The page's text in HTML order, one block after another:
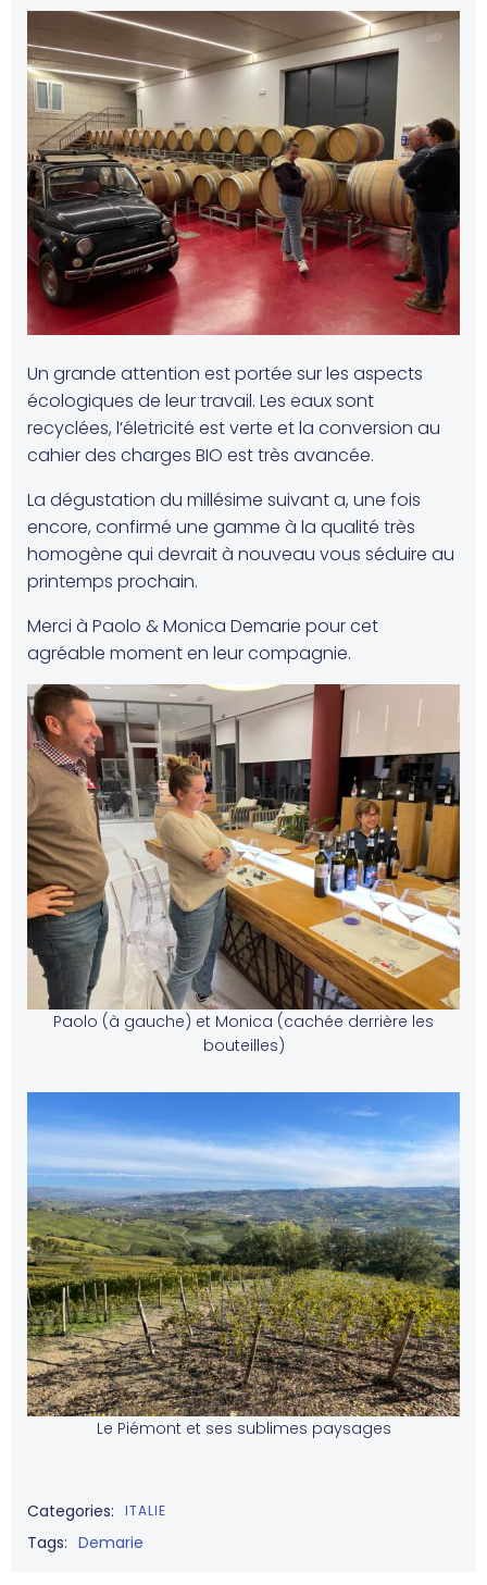
Un grande attention est portée sur les aspects
écologiques de leur travail. Les eaux sont
recyclées, l’életricité est verte et la conversion au
cahier des charges BIO est très avancée.
La dégustation du millésime suivant a, une fois
encore, confirmé une gamme à la qualité très
homogène qui devrait à nouveau vous séduire au
printemps prochain.
Merci à Paolo & Monica Demarie pour cet
agréable moment en leur compagnie.
Paolo (à gauche) et Monica (cachée derrière les
bouteilles)
Le Piémont et ses sublimes paysages
Categories: ITALIE
Tags: Demarie